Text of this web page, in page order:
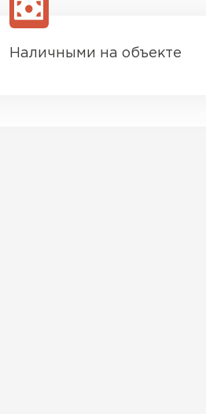
Наличными на объекте